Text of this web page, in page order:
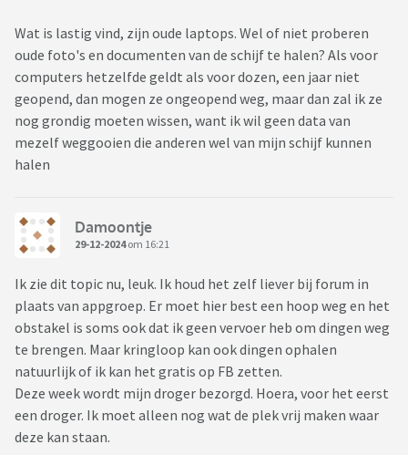
Wat is lastig vind, zijn oude laptops. Wel of niet proberen
oude foto's en documenten van de schijf te halen? Als voor
computers hetzelfde geldt als voor dozen, een jaar niet
geopend, dan mogen ze ongeopend weg, maar dan zal ik ze
nog grondig moeten wissen, want ik wil geen data van
mezelf weggooien die anderen wel van mijn schijf kunnen
halen
Damoontje
29-12-2024om 16:21
Ik zie dit topic nu, leuk. Ik houd het zelf liever bij forum in
plaats van appgroep. Er moet hier best een hoop weg en het
obstakel is soms ook dat ik geen vervoer heb om dingen weg
te brengen. Maar kringloop kan ook dingen ophalen
natuurlijk of ik kan het gratis op FB zetten.
Deze week wordt mijn droger bezorgd. Hoera, voor het eerst
een droger. Ik moet alleen nog wat de plek vrij maken waar
deze kan staan.